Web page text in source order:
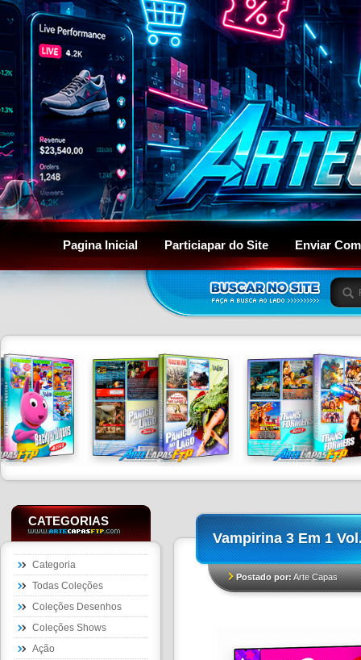
Pagina Inicial Particiapar do Site Enviar
CATEGORIAS
Categoria
Todas Coleções
Coleções Desenhos
Coleções Shows
Ação
Vampirina 3 Em 1
Postado por:Arte Capas